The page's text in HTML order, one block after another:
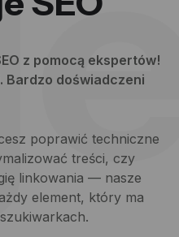
z pomocą ekspertów!
Bardzo doświadczeni
poprawić techniczne
treści, czy
linkowania — nasze
element, który ma